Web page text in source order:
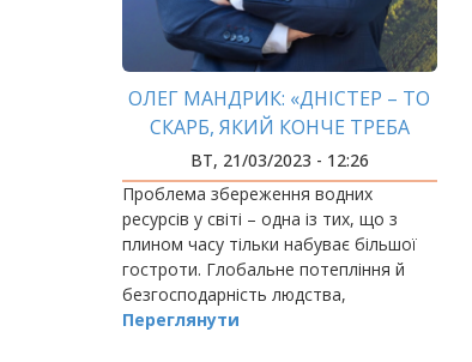
ОЛЕГ МАНДРИК: «ДНІСТЕР – ТО
СКАРБ, ЯКИЙ КОНЧЕ ТРЕБА
ЗБЕРЕГТИ»
ВТ, 21/03/2023 - 12:26
Проблема збереження водних
ресурсів у світі – одна із тих, що з
плином часу тільки набуває більшої
гостроти. Глобальне потепління й
безгосподарність людства,
орієнтованого на споживання, а не
Переглянути